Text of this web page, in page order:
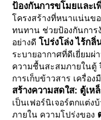
ป้องกันการขโมยและ
ครงสร้างที่หนาแน่นขอ
ทนทาน ช่วยป้องกันการ
อย่างดี ปร่งโล่ง ไร้กลิ่
ระบายอากาศที่ดีเยี่ยมผ่
ความชื้นสะสมภายในตู้
การเก็บข้าวสาร เครื่อง
สร้างความสดใส: ตู้เห
เป็นเฟอร์นิเจอร์ตกแต่ง
ภายใน ความโปร่งของ